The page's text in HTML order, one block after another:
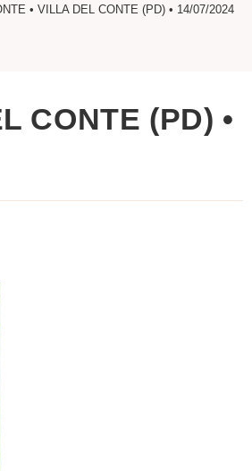
• VILLA DEL CONTE (PD) • 14/07/2024
CONTE (PD) •